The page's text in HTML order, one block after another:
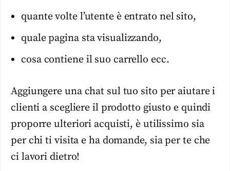
quante volte l’utente è entrato nel sito,
quale pagina sta visualizzando,
cosa contiene il suo carrello ecc.
Aggiungere una chat sul tuo sito per aiutare i
clienti a scegliere il prodotto giusto e quindi
proporre ulteriori acquisti, è utilissimo sia
per chi ti visita e ha domande, sia per te che
ci lavori dietro!